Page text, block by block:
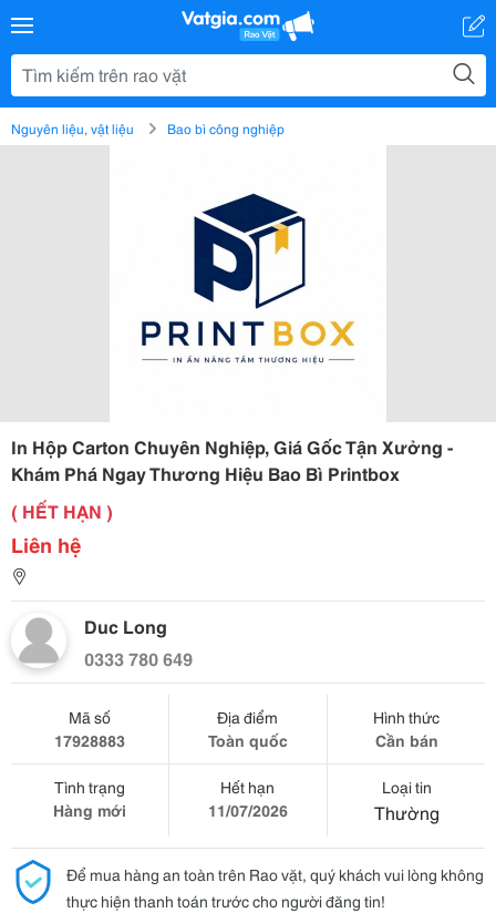
Nguyên liệu, vật liệu Bao bì công nghiệp
In Hộp Carton Chuyên Nghiệp, Giá Gốc Tận Xưởng -
Khám Phá Ngay Thương Hiệu Bao Bì Printbox
( HẾT HẠN )
Liên hệ
Duc Long
0333 780 649
Mã số
17928883
Địa điểm
Toàn quốc
Hình thức
Cần bán
Tình trạng
Hàng mới
Hết hạn
11/07/2026
Loại tin
Thường
Để mua hàng an toàn trên Rao vặt, quý khách vui lòng không
thực hiện thanh toán trước cho người đăng tin!